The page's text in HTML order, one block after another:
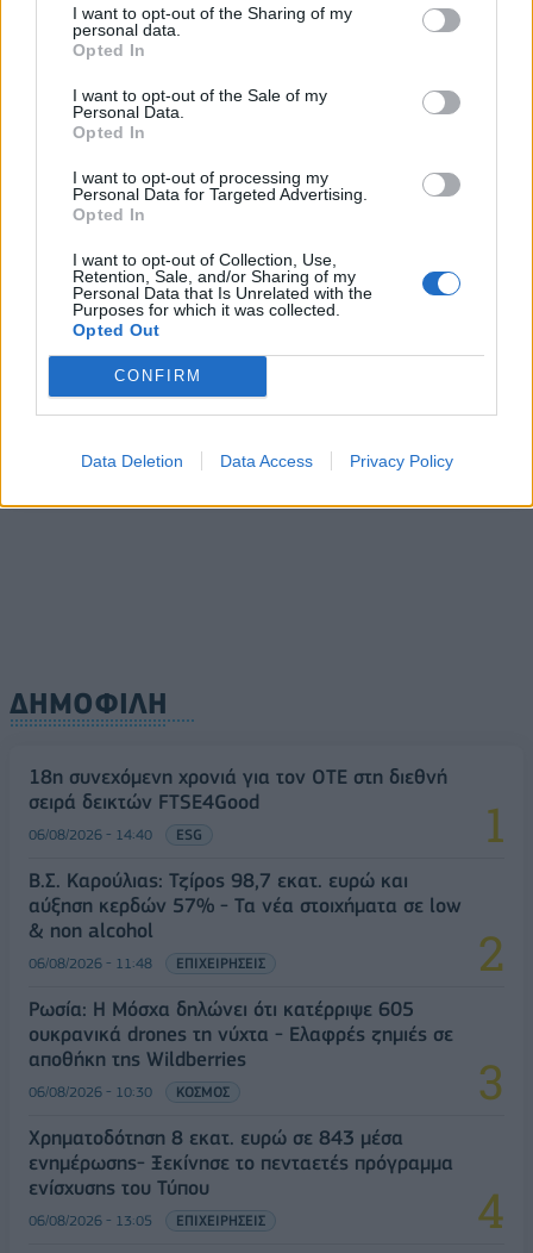
I want to opt-out of the Sharing of my
personal data.
Opted In
I want to opt-out of the Sale of my
Personal Data.
Opted In
I want to opt-out of processing my
Personal Data for Targeted Advertising.
Opted In
I want to opt-out of Collection, Use,
Retention, Sale, and/or Sharing of my
Personal Data that Is Unrelated with the
Purposes for which it was collected.
Opted Out
CONFIRM
Data Deletion Data Access Privacy Policy
Κρήτη, Πελοπόννησο, Εύβοια και νησιά του Αιγαίου
07/08/2026 - 08:30
Άνοδος του πετρελαίου μετά τις απειλές του Ιράν
για τα Στενά του Ορμούζ
Χρηματιστήριο: Πτώση κατά 0,59%, στα 320,42
06/08/2026 - 18:10 ΟΙΚΟΝΟΜΙΑ
ΟΠΕΚΑ: Αύριο η δεύτερη πληρωμή των δικαιούχων
του Λογαριασμού Αγροτικής Εστίας
06/08/2026 - 17:40 ΟΙΚΟΝΟΜΙΑ
ΟΛΕΣ ΟΙ ΕΙΔΗΣΕΙΣ
ΔΗΜΟΦΙΛΗ
18η συνεχόμενη χρονιά για τον ΟΤΕ στη διεθνή
σειρά δεικτών FTSE4Good
06/08/2026 - 14:40 ESG
Β.Σ. Καρούλιας: Τζίρος 98,7 εκατ. ευρώ και
αύξηση κερδών 57% - Τα νέα στοιχήματα σε low
& non alcohol
06/08/2026 - 11:48 ΕΠΙΧΕΙΡΗΣΕΙΣ
Ρωσία: Η Μόσχα δηλώνει ότι κατέρριψε 605
ουκρανικά drones τη νύχτα - Ελαφρές ζημιές σε
αποθήκη της Wildberries
06/08/2026 - 10:30 ΚΟΣΜΟΣ
Χρηματοδότηση 8 εκατ. ευρώ σε 843 μέσα
ενημέρωσης- Ξεκίνησε το πενταετές πρόγραμμα
ενίσχυσης του Τύπου
06/08/2026 - 13:05 ΕΠΙΧΕΙΡΗΣΕΙΣ